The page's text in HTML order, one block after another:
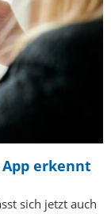
App erkennt
sich jetzt auch